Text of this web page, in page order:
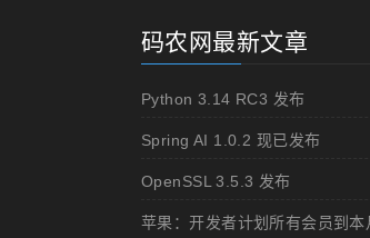
码农网最新文章
Python 3.14 RC3 发布
Spring AI 1.0.2 现已发布
OpenSSL 3.5.3 发布